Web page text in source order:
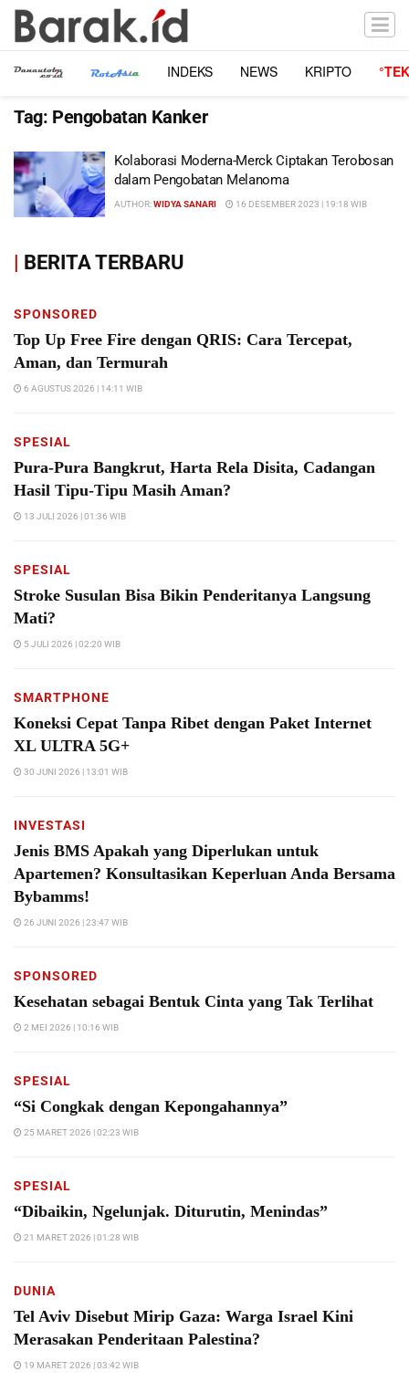
INDEKS NEWS KRIPTO
Tag: Pengobatan Kanker
Kolaborasi Moderna-Merck Ciptakan Terobosan
dalam Pengobatan Melanoma
AUTHOR:WIDYA SANARI 16 DESEMBER 2023 | 19:18 WIB
| BERITA TERBARU
SPONSORED
Top Up Free Fire dengan QRIS: Cara Tercepat,
Aman, dan Termurah
6 AGUSTUS 2026 | 14:11 WIB
SPESIAL
Pura-Pura Bangkrut, Harta Rela Disita, Cadangan
Hasil Tipu-Tipu Masih Aman?
13 JULI 2026 | 01:36 WIB
SPESIAL
Stroke Susulan Bisa Bikin Penderitanya Langsung
Mati?
5 JULI 2026 | 02:20 WIB
SMARTPHONE
Koneksi Cepat Tanpa Ribet dengan Paket Internet
XL ULTRA 5G+
30 JUNI 2026 | 13:01 WIB
INVESTASI
Jenis BMS Apakah yang Diperlukan untuk
Apartemen? Konsultasikan Keperluan Anda Bersama
Bybamms!
26 JUNI 2026 | 23:47 WIB
SPONSORED
Kesehatan sebagai Bentuk Cinta yang Tak Terlihat
2 MEI 2026 | 10:16 WIB
SPESIAL
“Si Congkak dengan Kepongahannya”
25 MARET 2026 | 02:23 WIB
SPESIAL
“Dibaikin, Ngelunjak. Diturutin, Menindas”
21 MARET 2026 | 01:28 WIB
DUNIA
Tel Aviv Disebut Mirip Gaza: Warga Israel Kini
Merasakan Penderitaan Palestina?
19 MARET 2026 | 03:42 WIB